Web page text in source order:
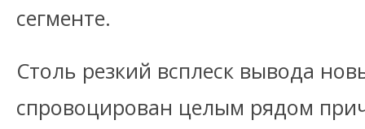
сегменте.
Столь резкий всплеск вывода
спровоцирован целым рядом